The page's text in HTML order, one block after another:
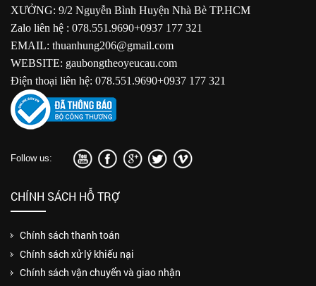
XƯỞNG: 9/2 Nguyễn Bình Huyện Nhà Bè TP.HCM
Zalo liên hệ : 078.551.9690+0937 177 321
EMAIL: thuanhung206@gmail.com
WEBSITE: gaubongtheoyeucau.com
Điện thoại liên hệ: 078.551.9690+0937 177 321
Follow us:
CHÍNH SÁCH HỖ TRỢ
Chính sách thanh toán
Chính sách xử lý khiếu nại
Chính sách vận chuyển và giao nhận